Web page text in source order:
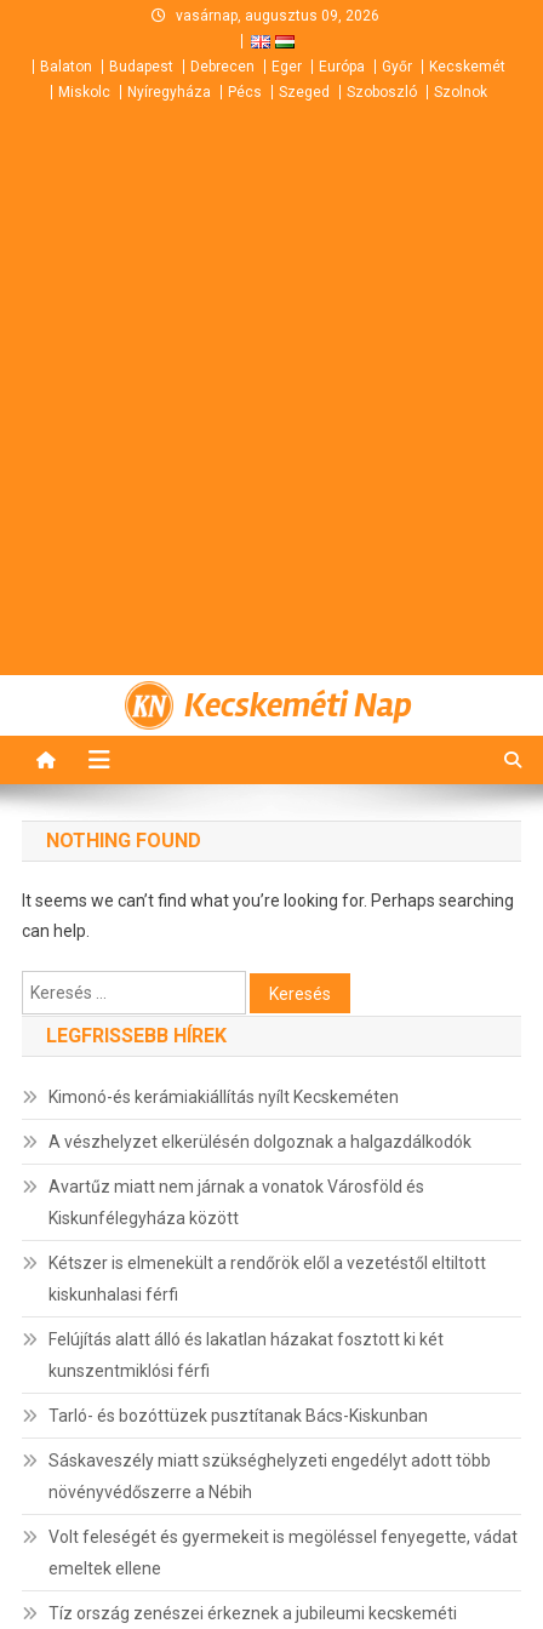
content
vasárnap, augusztus 09, 2026
Balaton Budapest Debrecen Eger Európa Győr
Kecskemét
Miskolc
Nyíregyháza Pécs Szeged Szoboszló Szolnok
Kecskeméti Nap
NOTHING FOUND
It seems we can’t find what you’re looking for. Perhaps searching
can help.
Keresés:
LEGFRISSEBB HÍREK
Kimonó-és kerámiakiállítás nyílt Kecskeméten
A vészhelyzet elkerülésén dolgoznak a halgazdálkodók
Avartűz miatt nem járnak a vonatok Városföld és
Kiskunfélegyháza között
Kétszer is elmenekült a rendőrök elől a vezetéstől eltiltott
kiskunhalasi férfi
Felújítás alatt álló és lakatlan házakat fosztott ki két
kunszentmiklósi férfi
Tarló- és bozóttüzek pusztítanak Bács-Kiskunban
Sáskaveszély miatt szükséghelyzeti engedélyt adott több
növényvédőszerre a Nébih
Volt feleségét és gyermekeit is megöléssel fenyegette, vádat
emeltek ellene
Tíz ország zenészei érkeznek a jubileumi kecskeméti